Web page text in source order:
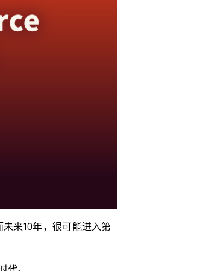
未来10年，很可能进入第